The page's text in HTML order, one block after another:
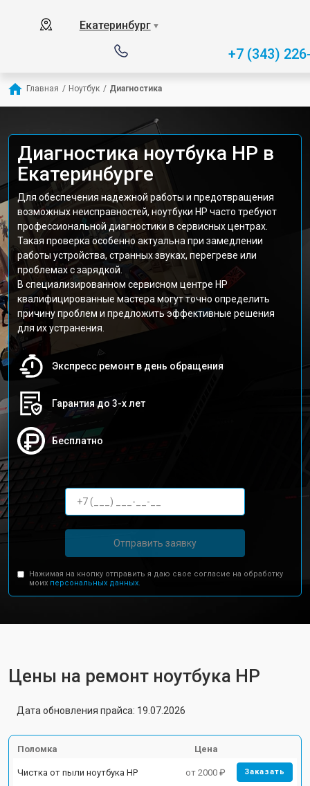
Екатеринбург ▼
+7 (343)
Главная / Ноутбук / Диагностика
Диагностика ноутбука HP в
Екатеринбурге
Для обеспечения надежной работы и предотвращения
возможных неисправностей, ноутбуки HP часто требуют
профессиональной диагностики в сервисных центрах.
Такая проверка особенно актуальна при замедлении
работы устройства, странных звуках, перегреве или
проблемах с зарядкой.
В специализированном сервисном центре HP
квалифицированные мастера могут точно определить
причину проблем и предложить эффективные решения
для их устранения.
Экспресс ремонт в день обращения
Гарантия до 3-х лет
Бесплатно
Отправить заявку
Нажимая на кнопку отправить я даю свое согласие на обработку
моих персональных данных.
Цены на ремонт ноутбука HP
Дата обновления прайса: 19.07.2026
Поломка Цена
Чистка от пыли ноутбука HP от 2000 ₽ Заказать